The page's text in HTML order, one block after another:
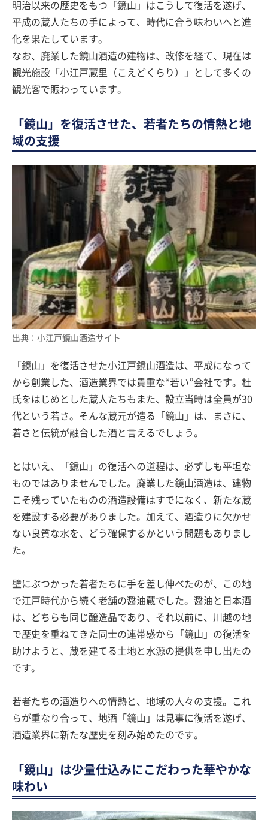
明治以来の歴史をもつ「鏡山」はこうして復活を遂げ、
平成の蔵人たちの手によって、時代に合う味わいへと進
化を果たしています。
なお、廃業した鏡山酒造の建物は、改修を経て、現在は
観光施設「小江戸蔵里（こえどくらり）」として多くの
観光客で賑わっています。
「鏡山」を復活させた、若者たちの情熱と地
域の支援
出典：小江戸鏡山酒造サイト
「鏡山」を復活させた小江戸鏡山酒造は、平成になって
から創業した、酒造業界では貴重な“若い”会社です。杜
氏をはじめとした蔵人たちもまた、設立当時は全員が30
代という若さ。そんな蔵元が造る「鏡山」は、まさに、
若さと伝統が融合した酒と言えるでしょう。
とはいえ、「鏡山」の復活への道程は、必ずしも平坦な
ものではありませんでした。廃業した鏡山酒造は、建物
こそ残っていたものの酒造設備はすでになく、新たな蔵
を建設する必要がありました。加えて、酒造りに欠かせ
ない良質な水を、どう確保するかという問題もありまし
た。
壁にぶつかった若者たちに手を差し伸べたのが、この地
で江戸時代から続く老舗の醤油蔵でした。醤油と日本酒
は、どちらも同じ醸造品であり、それ以前に、川越の地
で歴史を重ねてきた同士の連帯感から「鏡山」の復活を
助けようと、蔵を建てる土地と水源の提供を申し出たの
です。
若者たちの酒造りへの情熱と、地域の人々の支援。これ
らが重なり合って、地酒「鏡山」は見事に復活を遂げ、
酒造業界に新たな歴史を刻み始めたのです。
「鏡山」は少量仕込みにこだわった華やかな
味わい